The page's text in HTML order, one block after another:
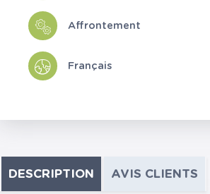
Affrontement
Français
DESCRIPTION AVIS CLIENTS